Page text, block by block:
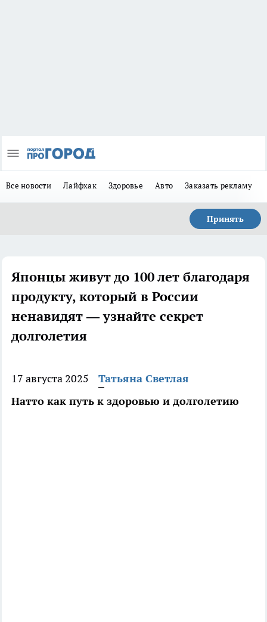
Все новости Лайфхак Здоровье Авто Заказать рекламу
Принять
Японцы живут до 100 лет благодаря
продукту, который в России
ненавидят — узнайте секрет
долголетия
17 августа 2025
Татьяна Светлая
Натто как путь к здоровью и долголетию